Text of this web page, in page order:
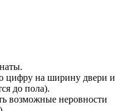
цифру на ширину двери и
до пола).
возможные неровности